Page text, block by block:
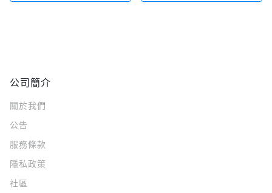
公司簡介
關於我們
公告
服務條款
隱私政策
社區